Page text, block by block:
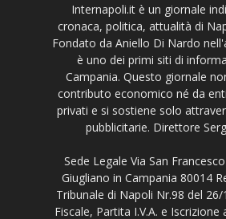
Internapoli.it è un giornale
cronaca, politica, attualità di
Fondato da Aniello Di Nardo
è uno dei primi siti di
Campania. Questo giornale
contributo economico né da
privati e si sostiene solo
pubblicitarie. Direttore
Sede Legale Via San
Giugliano in Campania 80014
Tribunale di Napoli Nr.98 del
Fiscale, Partita I.V.A. e Iscrizione